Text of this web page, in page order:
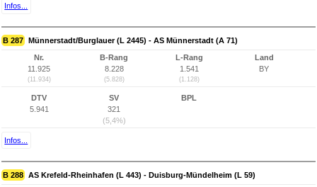
Infos...
B 287 Münnerstadt/Burglauer (L 2445) - AS Münnerstadt (A 71)
Nr.
11.925
(11.934)
B-Rang
8.228
(5.828)
L-Rang
1.541
(1.128)
Land
BY
DTV
5.941
SV
321
(5,4%)
BPL
Infos...
B 288 AS Krefeld-Rheinhafen (L 443) - Duisburg-Mündelheim (L 59)